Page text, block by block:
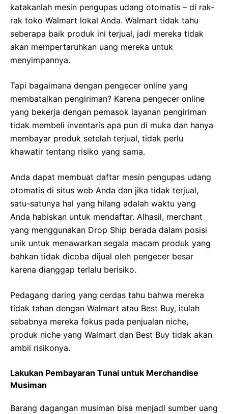
katakanlah mesin pengupas udang otomatis – di rak-
rak toko Walmart lokal Anda. Walmart tidak tahu
seberapa baik produk ini terjual, jadi mereka tidak
akan mempertaruhkan uang mereka untuk
menyimpannya.
Tapi bagaimana dengan pengecer online yang
membatalkan pengiriman? Karena pengecer online
yang bekerja dengan pemasok layanan pengiriman
tidak membeli inventaris apa pun di muka dan hanya
membayar produk setelah terjual, tidak perlu
khawatir tentang risiko yang sama.
Anda dapat membuat daftar mesin pengupas udang
otomatis di situs web Anda dan jika tidak terjual,
satu-satunya hal yang hilang adalah waktu yang
Anda habiskan untuk mendaftar. Alhasil, merchant
yang menggunakan Drop Ship berada dalam posisi
unik untuk menawarkan segala macam produk yang
bahkan tidak dicoba dijual oleh pengecer besar
karena dianggap terlalu berisiko.
Pedagang daring yang cerdas tahu bahwa mereka
tidak tahan dengan Walmart atau Best Buy, itulah
sebabnya mereka fokus pada penjualan niche,
produk niche yang Walmart dan Best Buy tidak akan
ambil risikonya.
Lakukan Pembayaran Tunai untuk Merchandise
Musiman
Barang dagangan musiman bisa menjadi sumber uang